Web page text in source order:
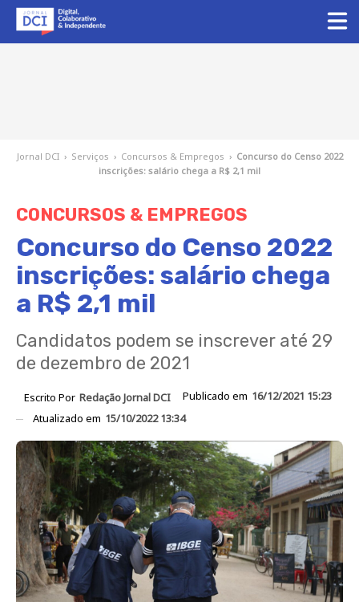
Jornal DCI › Serviços › Concursos & Empregos › Concurso do Censo 2022
inscrições: salário chega a R$ 2,1 mil
CONCURSOS & EMPREGOS
Concurso do Censo 2022
inscrições: salário chega
a R$ 2,1 mil
Candidatos podem se inscrever até 29
de dezembro de 2021
Escrito Por Redação Jornal DCI Publicado em 16/12/2021 15:23
Atualizado em 15/10/2022 13:34